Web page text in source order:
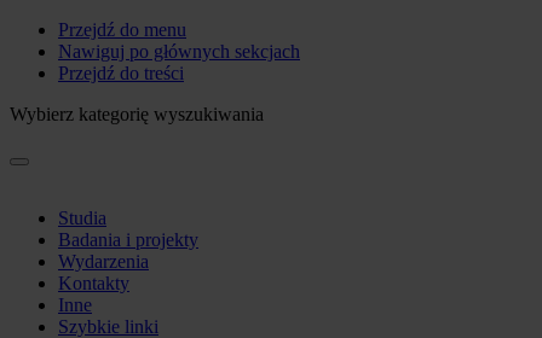
Przejdź do menu
Nawiguj po głównych sekcjach
Przejdź do treści
Wybierz kategorię wyszukiwania
Studia
Badania i projekty
Wydarzenia
Kontakty
Inne
Szybkie linki